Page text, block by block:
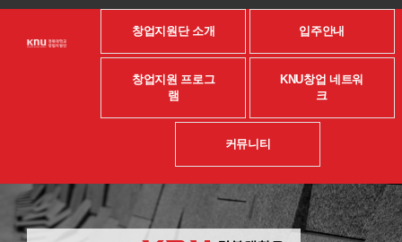
창업지원단 소개 입주안내
창업지원 프로그
램
KNU창업 네트워
크
커뮤니티